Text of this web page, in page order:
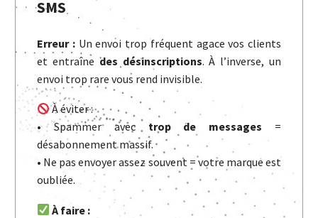
SMS
Erreur :Un envoi trop fréquent agace vos clients
et entraîne des désinscriptions. À l’inverse, un
envoi trop rare vous rend invisible.
À éviter :
• Spammer avec trop de messages =
désabonnement massif.
• Ne pas envoyer assez souvent = votre marque est
oubliée.
À faire :